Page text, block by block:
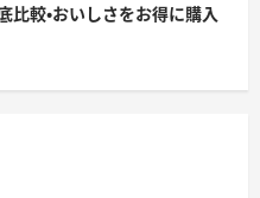
較・おいしさをお得に購入